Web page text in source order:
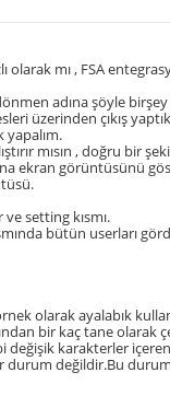
mı , FSA
adına şöyle
üzerinden çıkış
yapalım.
mısın , doğru bir
ekran görüntüsünü
setting kısmı.
bütün userları
olarak ayalabık
bir kaç tane
değişik karakterler
değildir.Bu